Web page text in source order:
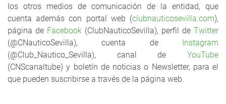
los otros medios de comunicación de la entidad, que
cuenta además con portal web (clubnauticosevilla.com),
página de Facebook (ClubNauticoSevilla), perfil de Twitter
(@CNauticoSevilla), cuenta de Instagram
(@Club_Nautico_Sevilla), canal de YouTube
(CNScanaltube) y boletín de noticias o Newsletter, para el
que pueden suscribirse a través de la página web.